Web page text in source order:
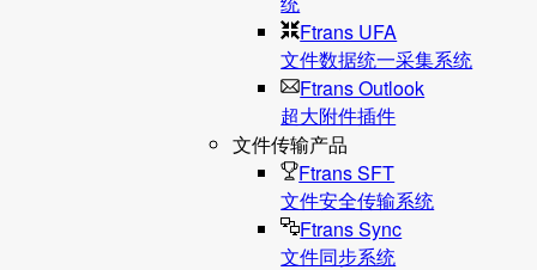
Ftrans UFA
文件数据统⼀采集系统
Ftrans Outlook
超大附件插件
文件传输产品
Ftrans SFT
文件安全传输系统
Ftrans Sync
文件同步系统